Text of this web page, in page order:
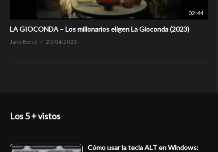
02:44
LA GIOCONDA – Los millonarios eligen La Gioconda (2023)
Jane Bond 20/04/2023
Los 5 + vistos
Cómo usar la tecla ALT en Windows: